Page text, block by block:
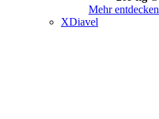
Mehr entdecken
XDiavel